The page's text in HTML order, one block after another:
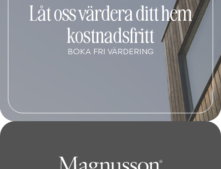
Låt oss värdera ditt hem
kostnadsfritt
BOKA FRI VÄRDERING